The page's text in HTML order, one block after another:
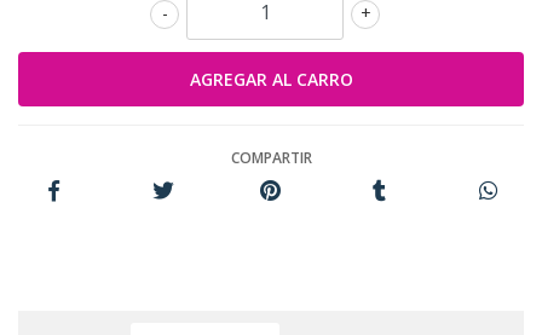
+
-
COMPARTIR